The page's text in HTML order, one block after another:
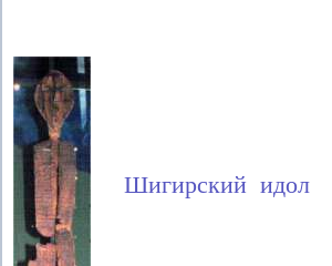
Шигирский идол